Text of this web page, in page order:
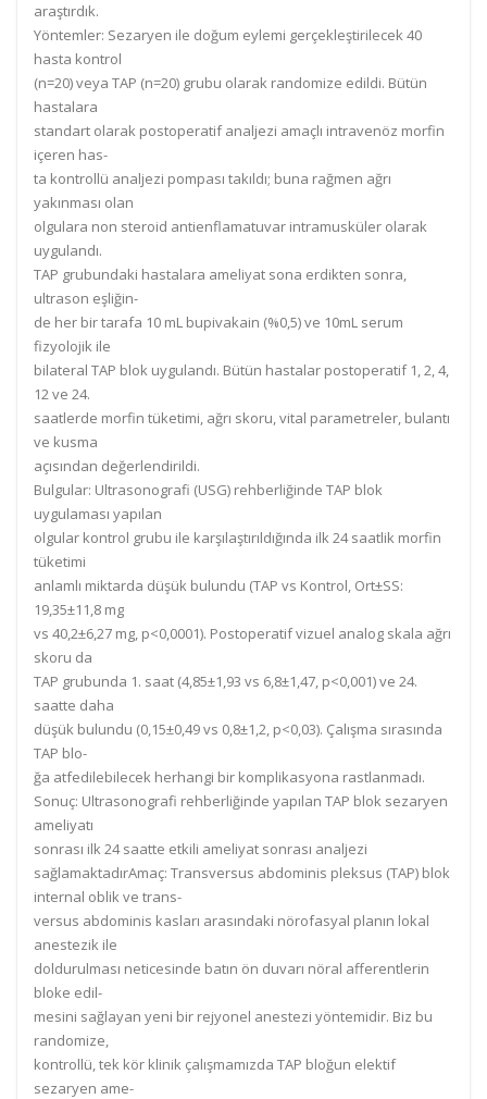
araştırdık.
Yöntemler: Sezaryen ile doğum eylemi gerçekleştirilecek 40
hasta kontrol
(n=20) veya TAP (n=20) grubu olarak randomize edildi. Bütün
hastalara
standart olarak postoperatif analjezi amaçlı intravenöz morfin
içeren has-
ta kontrollü analjezi pompası takıldı; buna rağmen ağrı
yakınması olan
olgulara non steroid antienflamatuvar intramusküler olarak
uygulandı.
TAP grubundaki hastalara ameliyat sona erdikten sonra,
ultrason eşliğin-
de her birtarafa 10 mL bupivakain (%0,5)ve 10mL serum
fizyolojik ile
bilateral TAP blok uygulandı. Bütün hastalar postoperatif 1, 2, 4,
12 ve 24.
saatlerde morfin tüketimi, ağrı skoru, vital parametreler, bulantı
ve kusma
açısından değerlendirildi.
Bulgular: Ultrasonografi (USG) rehberliğinde TAP blok
uygulaması yapılan
olgular kontrol grubu ile karşılaştırıldığında ilk 24 saatlik morfin
tüketimi
anlamlı miktarda düşük bulundu (TAP vs Kontrol, Ort±SS:
19,35±11,8 mg
vs 40,2±6,27 mg, p<0,0001). Postoperatif vizuel analog skala ağrı
skoru da
TAP grubunda 1. saat (4,85±1,93 vs 6,8±1,47, p<0,001)ve 24.
saatte daha
düşük bulundu (0,15±0,49 vs 0,8±1,2, p<0,03). Çalışma sırasında
TAP blo-
ğa atfedilebilecek herhangi bir komplikasyona rastlanmadı.
Sonuç: Ultrasonografi rehberliğinde yapılan TAP blok sezaryen
ameliyatı
sonrası ilk 24 saatte etkili ameliyat sonrası analjezi
sağlamaktadırAmaç: Transversus abdominis pleksus (TAP) blok
internal oblik ve trans-
versus abdominis kasları arasındaki nörofasyal planın lokal
anestezik ile
doldurulması neticesinde batın ön duvarı nöral afferentlerin
bloke edil-
mesini sağlayan yeni bir rejyonel anestezi yöntemidir. Biz bu
randomize,
kontrollü, tek kör klinik çalışmamızda TAP bloğun elektif
sezaryen ame-